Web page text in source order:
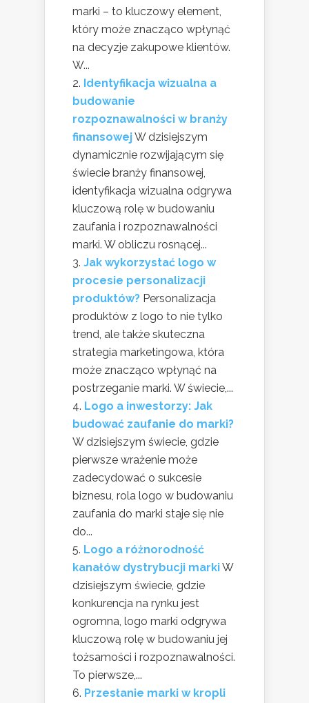
marki – to kluczowy element,
który może znacząco wpłynąć
na decyzje zakupowe klientów.
W...
Identyfikacja wizualna a
budowanie
rozpoznawalności w branży
finansowejW dzisiejszym
dynamicznie rozwijającym się
świecie branży finansowej,
identyfikacja wizualna odgrywa
kluczową rolę w budowaniu
zaufania i rozpoznawalności
marki. W obliczu rosnącej...
Jak wykorzystać logo w
procesie personalizacji
produktów? Personalizacja
produktów z logo to nie tylko
trend, ale także skuteczna
strategia marketingowa, która
może znacząco wpłynąć na
postrzeganie marki. W świecie,...
Logo a inwestorzy: Jak
budować zaufanie do marki?
W dzisiejszym świecie, gdzie
pierwsze wrażenie może
zadecydować o sukcesie
biznesu, rola logo w budowaniu
zaufania do marki staje się nie
do...
Logo a różnorodność
kanałów dystrybucji markiW
dzisiejszym świecie, gdzie
konkurencja na rynku jest
ogromna, logo marki odgrywa
kluczową rolę w budowaniu jej
tożsamości i rozpoznawalności.
To pierwsze,...
Przesłanie marki w kropli